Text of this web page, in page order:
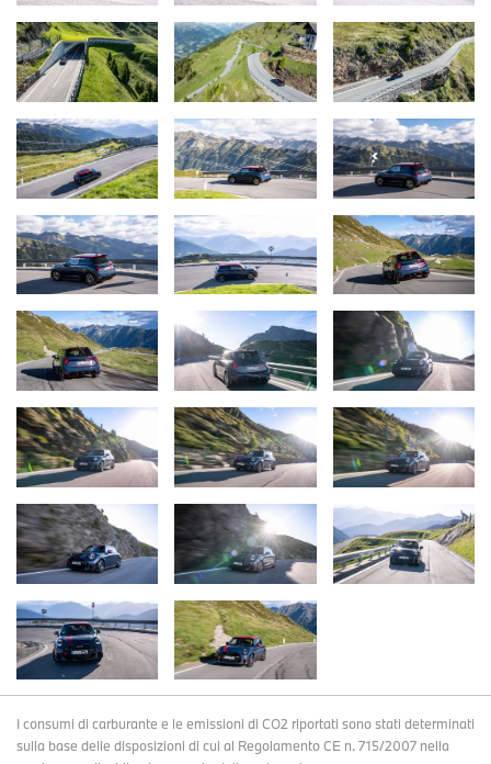
I consumi di carburante e le emissioni di CO2 riportati sono stati determinati
sulla base delle disposizioni di cui al Regolamento CE n. 715/2007 nella